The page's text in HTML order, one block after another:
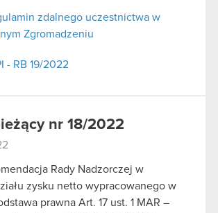
zdalnego uczestnictwa w
Zgromadzeniu
- RB 19/2022
nr 18/2022
Rady Nadzorczej w
zysku netto wypracowanego w
prawna Art. 17 ust. 1 MAR –